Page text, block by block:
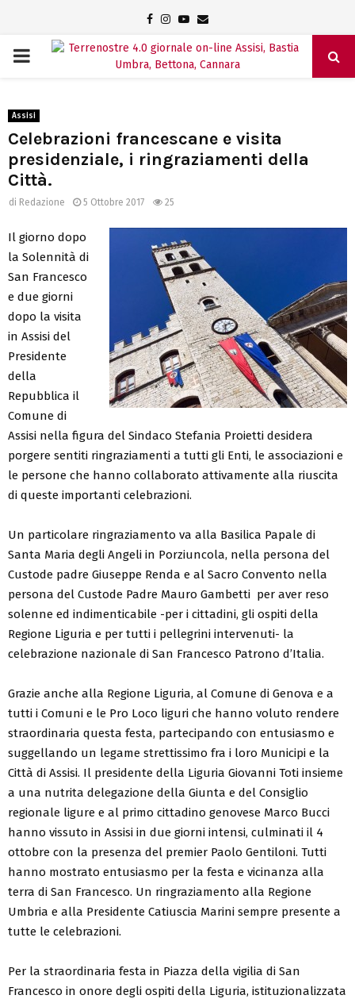
Facebook
Instagram
Youtube
Email
PRIMARY
Assisi
Celebrazioni francescane e visita
presidenziale, i ringraziamenti della
Città.
di Redazione 5 Ottobre 2017 25
Il giorno dopo
la Solennità di
San Francesco
e due giorni
dopo la visita
in Assisi del
Presidente
della
Repubblica il
Comune di
Assisi nella figura del Sindaco Stefania Proietti desidera
porgere sentiti ringraziamenti a tutti gli Enti, le associazioni e
le persone che hanno collaborato attivamente alla riuscita
di queste importanti celebrazioni.
Un particolare ringraziamento va alla Basilica Papale di
Santa Maria degli Angeli in Porziuncola, nella persona del
Custode padre Giuseppe Renda e al Sacro Convento nella
persona del Custode Padre Mauro Gambetti per aver reso
solenne ed indimenticabile -per i cittadini, gli ospiti della
Regione Liguria e per tutti i pellegrini intervenuti- la
celebrazione nazionale di San Francesco Patrono d’Italia.
Grazie anche alla Regione Liguria, al Comune di Genova e a
tutti i Comuni e le Pro Loco liguri che hanno voluto rendere
straordinaria questa festa, partecipando con entusiasmo e
suggellando un legame strettissimo fra i loro Municipi e la
Città di Assisi. Il presidente della Liguria Giovanni Toti insieme
a una nutrita delegazione della Giunta e del Consiglio
regionale ligure e al primo cittadino genovese Marco Bucci
hanno vissuto in Assisi in due giorni intensi, culminati il 4
ottobre con la presenza del premier Paolo Gentiloni. Tutti
hanno mostrato entusiasmo per la festa e vicinanza alla
terra di San Francesco. Un ringraziamento alla Regione
Umbria e alla Presidente Catiuscia Marini sempre presente a
tutte le celebrazioni.
Per la straordinaria festa in Piazza della vigilia di San
Francesco in onore degli ospiti della Liguria, istituzionalizzata